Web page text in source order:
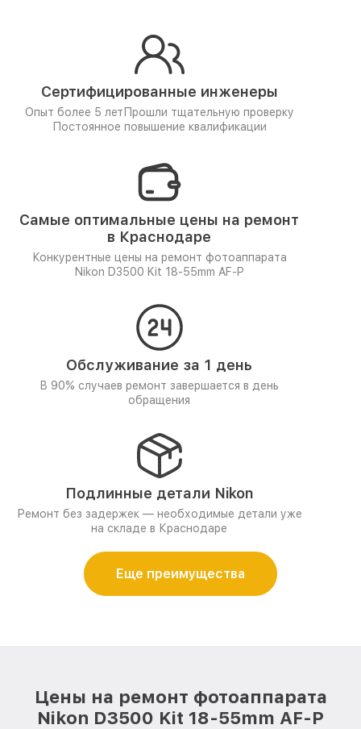
Сертифицированные инженеры
Опыт более 5 лет Прошли тщательную проверку
Постоянное повышение квалификации
Самые оптимальные цены на ремонт
в Краснодаре
Конкурентные цены на ремонт фотоаппарата
Nikon D3500 Kit 18-55mm AF-P
Обслуживание за 1 день
В 90% случаев ремонт завершается в день
обращения
Подлинные детали Nikon
Ремонт без задержек — необходимые детали уже
на складе в Краснодаре
Еще преимущества
Цены на ремонт фотоаппарата
Nikon D3500 Kit 18-55mm AF-P